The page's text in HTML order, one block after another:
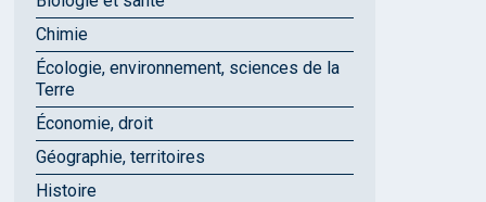
Chimie
Écologie, environnement, sciences de la
Terre
Économie, droit
Géographie, territoires
Histoire